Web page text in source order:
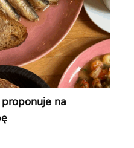
na